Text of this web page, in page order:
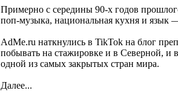
Примерно с середины 90-х годов
поп-музыка, национальная кухня и язык
AdMe.ru наткнулись в TikTok на блог
побывать на стажировке и в Северной,
одной из самых закрытых стран мира.
Далее...